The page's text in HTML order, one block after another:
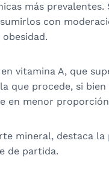
más
con
vitamina A, que
que procede, si
en menor
mineral, destaca
de partida.